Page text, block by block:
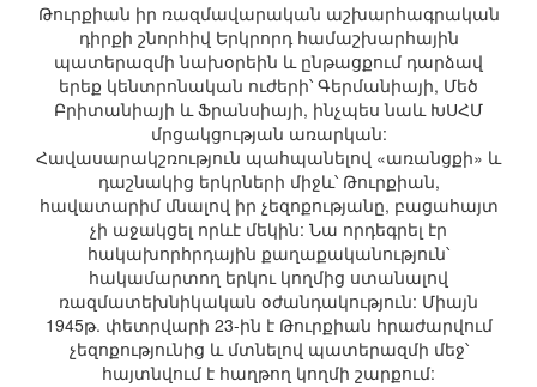
Թուրքիան իր ռազմավարական աշխարհագրական
դիրքի շնորհիվ Երկրորդ համաշխարհային
պատերազմի նախօրեին և ընթացքում դարձավ
երեք կենտրոնական ուժերի՝ Գերմանիայի, Մեծ
Բրիտանիայի և Ֆրանսիայի, ինչպես նաև ԽՍՀՄ
մրցակցության առարկան:
Հավասարակշռություն պահպանելով «առանցքի» և
դաշնակից երկրների միջև՝ Թուրքիան,
հավատարիմ մնալով իր չեզոքությանը, բացահայտ
չի աջակցել որևէ մեկին: Նա որդեգրել էր
հակախորհրդային քաղաքականություն՝
հակամարտող երկու կողմից ստանալով
ռազմատեխնիկական օժանդակություն: Միայն
1945թ. փետրվարի 23-ին է Թուրքիան հրաժարվում
չեզոքությունից և մտնելով պատերազմի մեջ՝
հայտնվում է հաղթող կողմի շարքում: